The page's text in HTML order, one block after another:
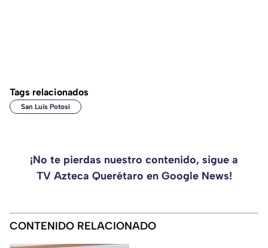
Tags relacionados
San Luis Potosí
¡No te pierdas nuestro contenido, sigue a
TV Azteca Querétaro en Google News!
CONTENIDO RELACIONADO